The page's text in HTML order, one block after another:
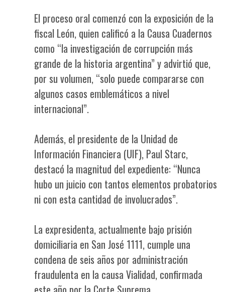
El proceso oral comenzó con la exposición de la
fiscal León, quien calificó a la Causa Cuadernos
como “la investigación de corrupción más
grande de la historia argentina” y advirtió que,
por su volumen, “solo puede compararse con
algunos casos emblemáticos a nivel
internacional”.
Además, el presidente de la Unidad de
Información Financiera (UIF), Paul Starc,
destacó la magnitud del expediente: “Nunca
hubo un juicio con tantos elementos probatorios
ni con esta cantidad de involucrados”.
La expresidenta, actualmente bajo prisión
domiciliaria en San José 1111, cumple una
condena de seis años por administración
fraudulenta en la causa Vialidad, confirmada